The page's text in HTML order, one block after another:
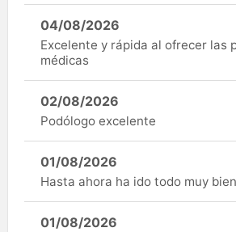
04/08/2026
Excelente y rápida al ofrecer las
médicas
02/08/2026
Podólogo excelente
01/08/2026
Hasta ahora ha ido todo muy
01/08/2026